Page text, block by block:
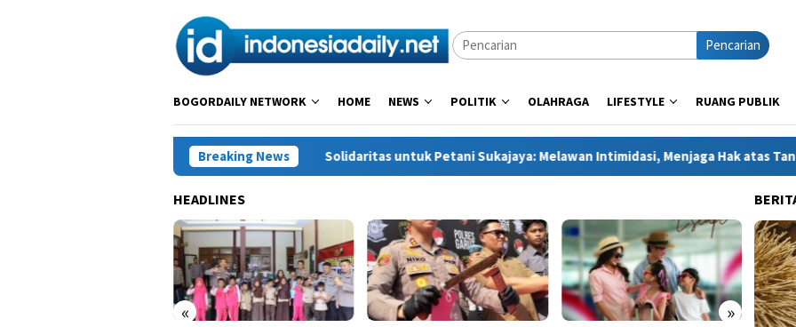
Pencarian
BOGORDAILY NETWORK HOME NEWS POLITIK OLAHRAGA LIFESTYLE RUANG PUBLIK
Breaking News
Solidaritas untuk Petani Sukajaya: Melawan Intimidasi, Menjaga Hak atas Tanah
HEADLINES
« »